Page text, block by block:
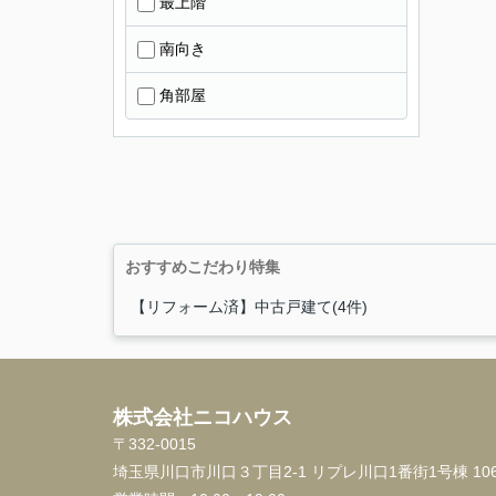
南向き
角部屋
おすすめこだわり特集
【リフォーム済】中古戸建て(4件)
株式会社ニコハウス
〒332-0015
埼玉県川口市川口３丁目2-1 リプレ川口1番街1号棟